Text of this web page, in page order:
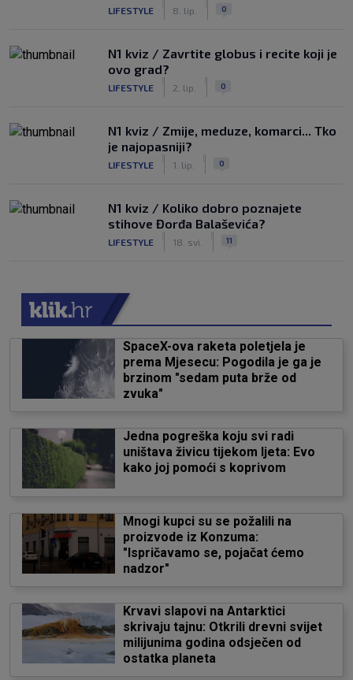
LIFESTYLE 8. lip. 0
N1 kviz / Zavrtite globus i recite koji je
ovo grad?
LIFESTYLE 2. lip. 0
N1 kviz / Zmije, meduze, komarci... Tko
je najopasniji?
LIFESTYLE 1. lip. 0
N1 kviz / Koliko dobro poznajete
stihove Đorđa Balaševića?
LIFESTYLE 18. svi. 11
SpaceX-ova raketa poletjela je
prema Mjesecu: Pogodila je ga je
brzinom "sedam puta brže od
zvuka"
Jedna pogreška koju svi radi
uništava živicu tijekom ljeta: Evo
kako joj pomoći s koprivom
Mnogi kupci su se požalili na
proizvode iz Konzuma:
"Ispričavamo se, pojačat ćemo
nadzor"
Krvavi slapovi na Antarktici
skrivaju tajnu: Otkrili drevni svijet
milijunima godina odsječen od
ostatka planeta